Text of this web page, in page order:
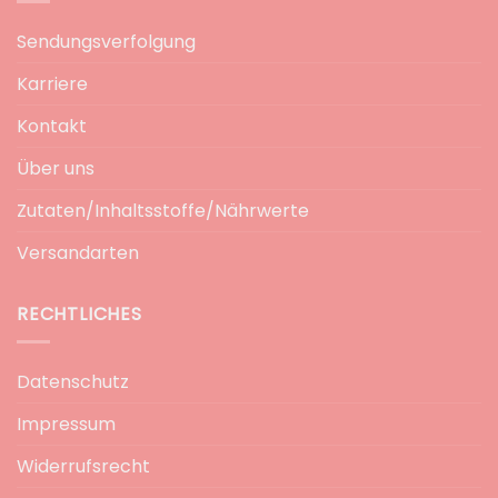
Sendungsverfolgung
Karriere
Kontakt
Über uns
Zutaten/Inhaltsstoffe/Nährwerte
Versandarten
RECHTLICHES
Datenschutz
Impressum
Widerrufsrecht